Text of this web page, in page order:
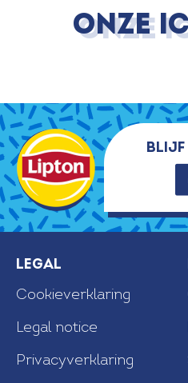
Onze
Blijf
Legal
Cookieverklaring
Legal notice
Privacyverklaring